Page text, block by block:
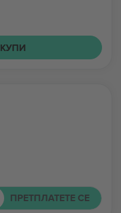
КУПИ
ПРЕТПЛАТЕТЕ СЕ